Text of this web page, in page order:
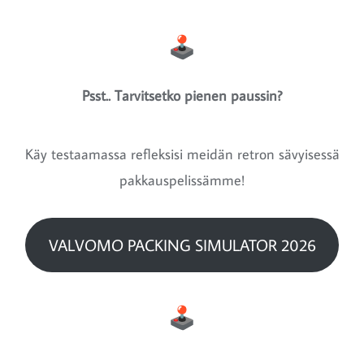
Psst.. Tarvitsetko pienen paussin?
Käy testaamassa refleksisi meidän retron sävyisessä
pakkauspelissämme!
VALVOMO PACKING SIMULATOR 2026